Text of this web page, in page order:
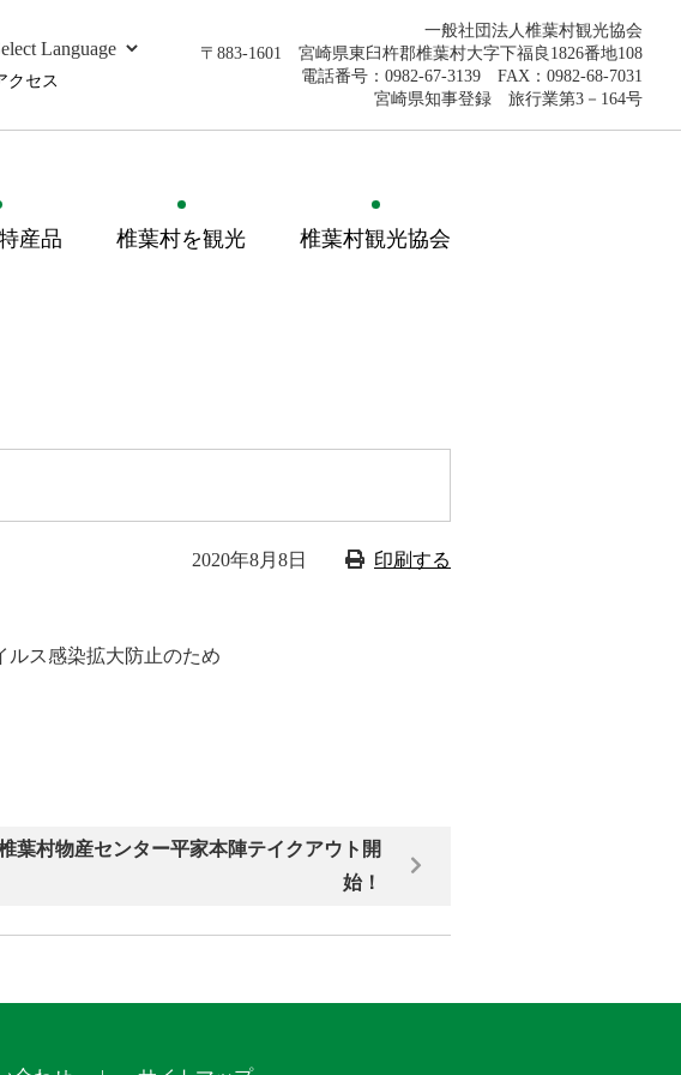
クセス
一般社団法人椎葉村観光協会
〒883-1601 宮崎県東臼杵郡椎葉村大字下福良1826番地108
電話番号：0982-67-3139 FAX：0982-68-7031
宮崎県知事登録 旅行業第3－164号
産品 椎葉村を観光 椎葉村観光協会
2020年8月8日 印刷する
ルス感染拡大防止のため
葉村物産センター平家本陣テイクアウト開
始！